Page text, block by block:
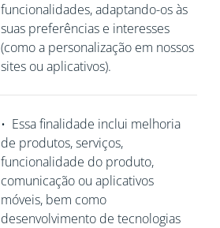
funcionalidades, adaptando-os às
suas preferências e interesses
(como a personalização em nossos
sites ou aplicativos).
• Essa finalidade inclui melhoria
de produtos, serviços,
funcionalidade do produto,
comunicação ou aplicativos
móveis, bem como
desenvolvimento de tecnologias